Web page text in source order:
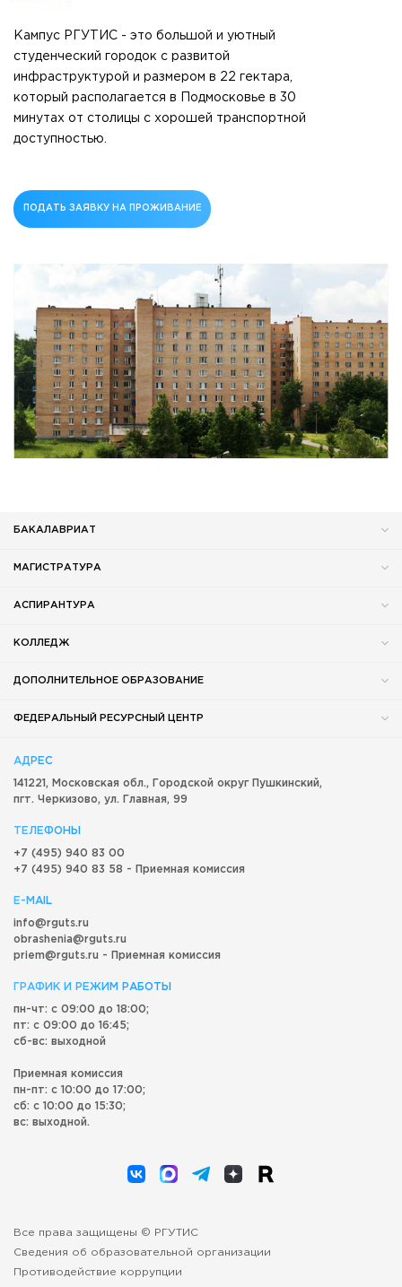
Кампус РГУТИС - это большой и уютный
студенческий городок с развитой
инфраструктурой и размером в 22 гектара,
который располагается в Подмосковье в 30
минутах от столицы с хорошей транспортной
доступностью.
ПОДАТЬ ЗАЯВКУ НА ПРОЖИВАНИЕ
БАКАЛАВРИАТ
МАГИСТРАТУРА
АСПИРАНТУРА
КОЛЛЕДЖ
ДОПОЛНИТЕЛЬНОЕ ОБРАЗОВАНИЕ
ФЕДЕРАЛЬНЫЙ РЕСУРСНЫЙ ЦЕНТР
АДРЕС
141221, Московская обл., Городской округ Пушкинский,
пгт. Черкизово, ул. Главная, 99
ТЕЛЕФОНЫ
+7 (495) 940 83 00
+7 (495) 940 83 58 - Приемная комиссия
E-MAIL
info@rguts.ru
obrashenia@rguts.ru
priem@rguts.ru - Приемная комиссия
ГРАФИК И РЕЖИМ РАБОТЫ
пн-чт: с 09:00 до 18:00;
пт: с 09:00 до 16:45;
сб-вс: выходной
Приемная комиссия
пн-пт: с 10:00 до 17:00;
сб: с 10:00 до 15:30;
вс: выходной.
Все права защищены © РГУТИС
Сведения об образовательной организации
Противодействие коррупции